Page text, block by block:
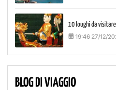
10 loughi da
19:46 27/12/
BLOG DI VIAGGIO